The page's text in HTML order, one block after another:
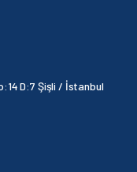
D:7 Şişli / İstanbul